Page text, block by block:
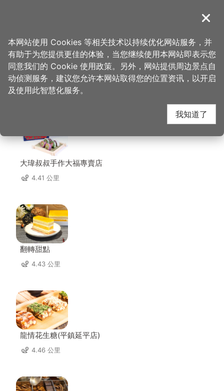
導覽
首页 > 想去的地方 > 美食、购物 > 有树手作甜品
有树手作甜品 周边店家
大瑋叔叔手作大福專賣店
4.41 公里
翻轉甜點
4.43 公里
龍情花生糖(平鎮延平店)
4.46 公里
关闭
本网站使用 Cookies 等相关技术以持续优化网站服务，并
有助于为您提供更佳的体验，当您继续使用本网站即表示您
同意我们的 Cookie 使用政策。另外，网站提供周边景点自
动侦测服务，建议您允许本网站取得您的位置资讯，以开启
及使用此智慧化服务。
我知道了